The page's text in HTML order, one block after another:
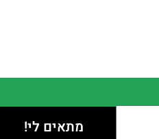
מתאים לי!